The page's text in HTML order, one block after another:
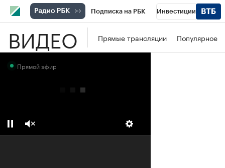
Подписка на РБК Инвестиции
ВИДЕО Прямые трансляции Популярное
Прямой эфир